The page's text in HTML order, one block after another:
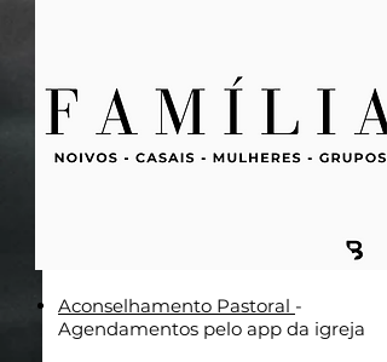
Aconselhamento Pastoral -
Agendamentos pelo app da igreja